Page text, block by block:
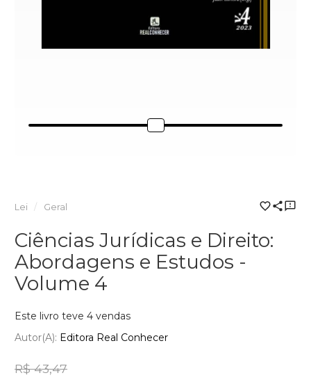
Lei Geral
Ciências Jurídicas e Direito:
Abordagens e Estudos -
Volume 4
Este livro teve 4 vendas
Autor(a): Editora Real Conhecer
R$ 43,47